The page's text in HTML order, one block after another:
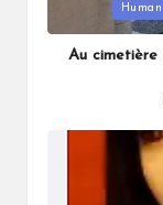
in
Au cimetière